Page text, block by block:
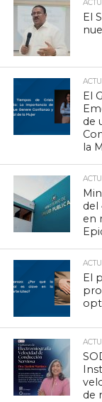
El
El
de
la
del
en
El
de